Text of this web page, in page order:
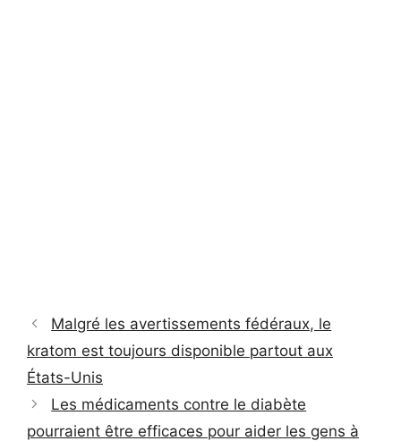
Malgré les avertissements fédéraux, le
kratom est toujours disponible partout aux
États-Unis
Les médicaments contre le diabète
pourraient être efficaces pour aider les gens à